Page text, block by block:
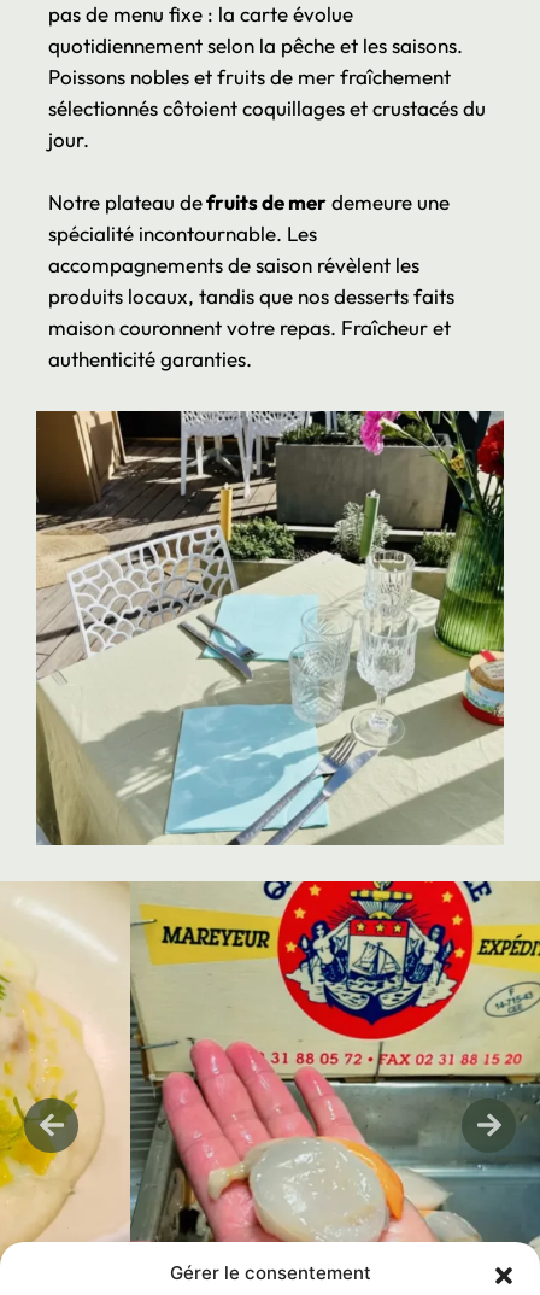
Gérer le consentement
pas de menu fixe : la carte évolue
quotidiennement selon la pêche et les saisons.
Poissons nobles et fruits de mer fraîchement
sélectionnés côtoient coquillages et crustacés du
jour.
Notre plateau defruits de merdemeure une
spécialité incontournable. Les
accompagnements de saison révèlent les
produits locaux, tandis que nos desserts faits
maison couronnent votre repas. Fraîcheur et
authenticité garanties.